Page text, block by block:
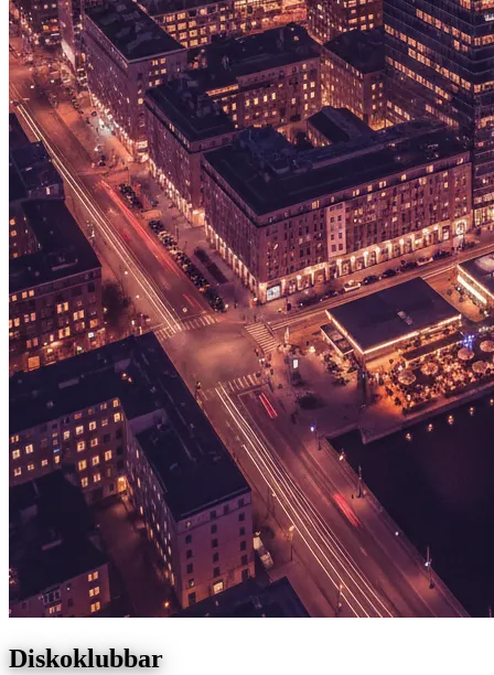
Diskoklubbar